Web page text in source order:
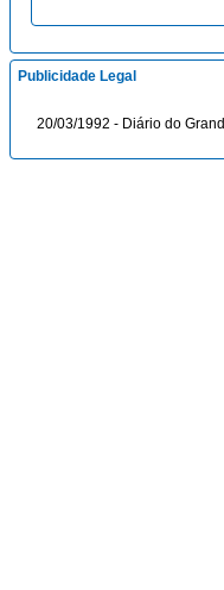
Publicidade Legal
20/03/1992 - Diário do